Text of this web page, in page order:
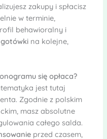
zakupy i spłacisz
w terminie,
behawioralny i
gotówkina kolejne,
się opłaca?
jest tutaj
Zgodnie z polskim
masz absolutne
całego salda.
przed czasem,